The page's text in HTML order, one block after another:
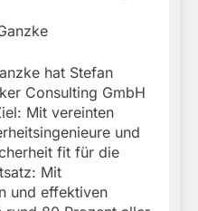
hat Stefan
Consulting GmbH
Mit vereinten
und
fit für die
Mit
und effektiven